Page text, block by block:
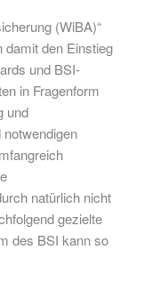
(WiBA)“
damit den Einstieg
und BSI-
in Fragenform
und
natürlich nicht
gezielte
des BSI kann so